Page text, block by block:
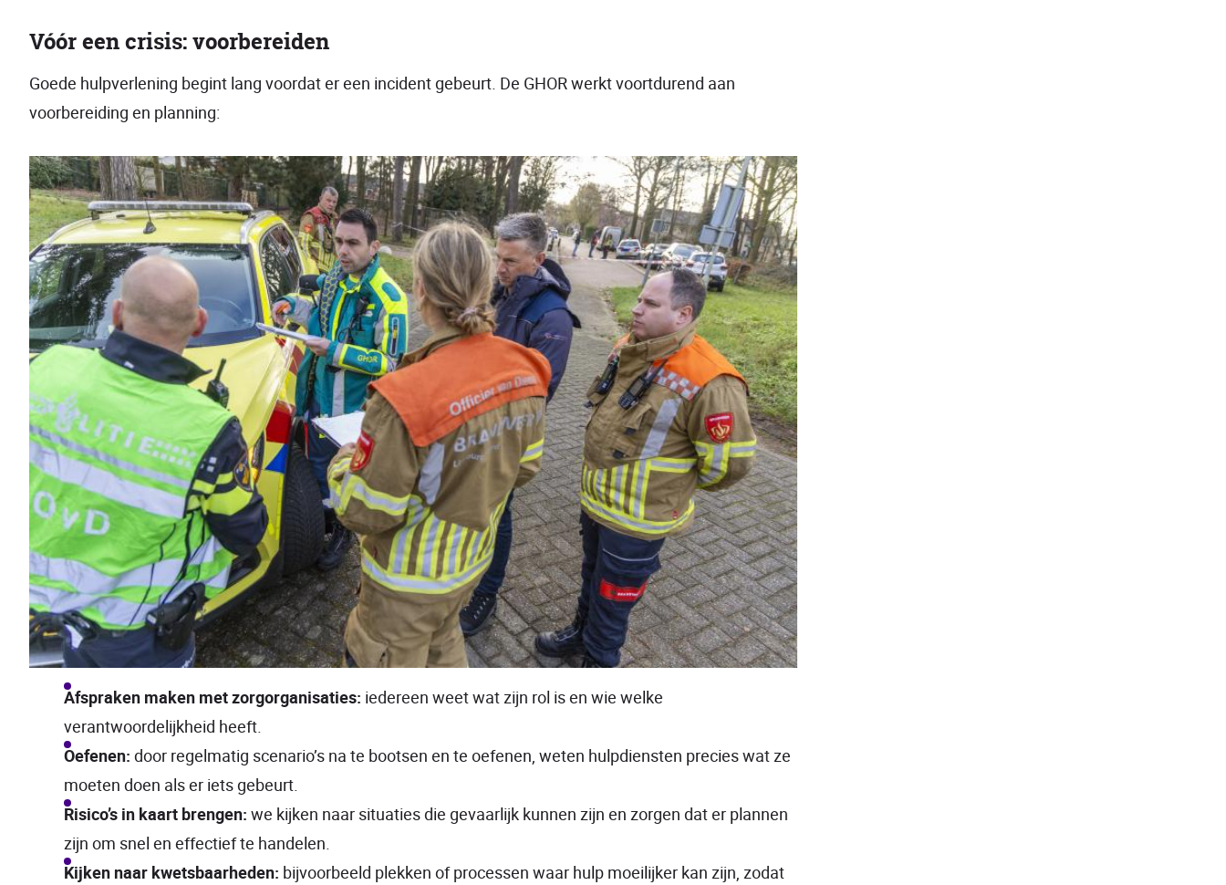
Vóór een crisis: voorbereiden
Goede hulpverlening begint lang voordat er een incident gebeurt. De GHOR werkt voortdurend aan
voorbereiding en planning:
Afspraken maken met zorgorganisaties: iedereen weet wat zijn rol is en wie welke
verantwoordelijkheid heeft.
Oefenen: door regelmatig scenario’s na te bootsen en te oefenen, weten hulpdiensten precies wat ze
moeten doen als er iets gebeurt.
Risico’s in kaart brengen: we kijken naar situaties die gevaarlijk kunnen zijn en zorgen dat er plannen
zijn om snel en effectief te handelen.
Kijken naar kwetsbaarheden: bijvoorbeeld plekken of processen waar hulp moeilijker kan zijn, zodat